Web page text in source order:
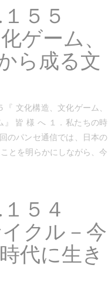
５５
ゲーム、
ら成る文
文化構造、文化ゲーム、
』 皆 様 へ １．私たちの時
のパンセ通信では、日本の
とを明らかにしながら、今
５４
イクル－今
代に生き